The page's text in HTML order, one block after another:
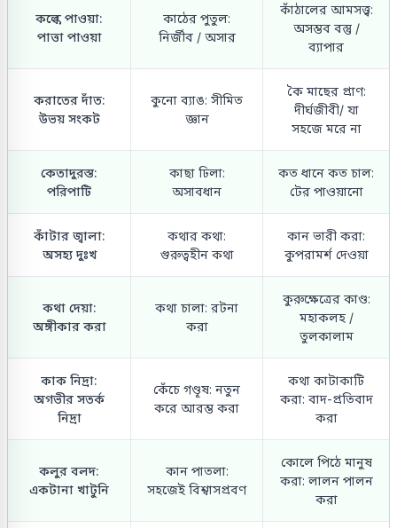
কল্কে পাওয়া:
পাত্তা পাওয়া
কাঠের পুতুল:
নির্জীব / অসার
কাঁঠালের আমসত্ত্ব:
অসম্ভব বস্তু /
ব্যাপার
করাতের দাঁত:
উভয় সংকট
কুনো ব্যাঙ: সীমিত
জ্ঞান
কৈ মাছের প্রাণ:
দীর্ঘজীবী/ যা
সহজে মরে না
কেতাদুরস্ত:
পরিপাটি
কাছা ঢিলা:
অসাবধান
কত ধানে কত চাল:
টের পাওয়ানো
কাঁটার জ্বালা:
অসহ্য দুঃখ
কথার কথা:
গুরুত্বহীন কথা
কান ভারী করা:
কুপরামর্শ দেওয়া
কথা দেয়া:
অঙ্গীকার করা
কথা চালা: রটনা
করা
কুরুক্ষেত্রের কাণ্ড:
মহাকলহ /
তুলকালাম
কাক নিদ্রা:
অগভীর সতর্ক
নিদ্রা
কেঁচে গণ্ডূষ: নতুন
করে আরম্ভ করা
কথা কাটাকাটি
করা: বাদ-প্রতিবাদ
করা
কলুর বলদ:
একটানা খাটুনি
কান পাতলা:
সহজেই বিশ্বাসপ্রবণ
কোলে পিঠে মানুষ
করা: লালন পালন
করা